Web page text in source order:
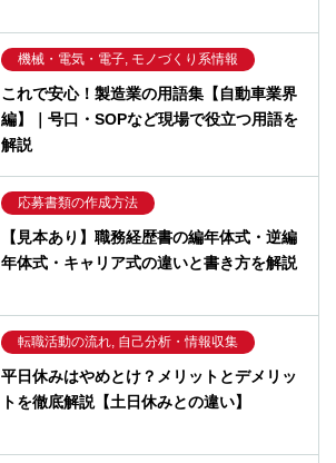
機械・電気・電子, モノづくり系情報
これで安心！製造業の用語集【自動車業界
編】｜号口・SOPなど現場で役立つ用語を
解説
応募書類の作成方法
【見本あり】職務経歴書の編年体式・逆編
年体式・キャリア式の違いと書き方を解説
転職活動の流れ, 自己分析・情報収集
平日休みはやめとけ？メリットとデメリッ
トを徹底解説【土日休みとの違い】